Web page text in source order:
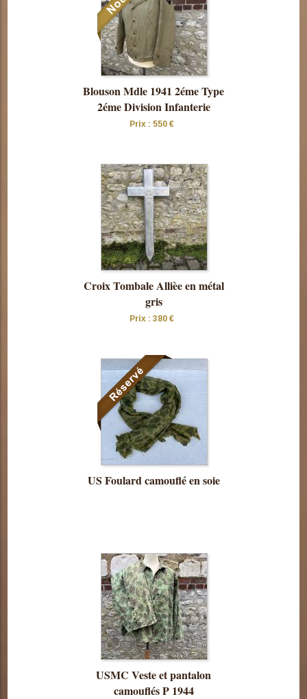
cette pièce
Blouson Mdle 1941 2éme Type
2éme Division Infanterie
Prix : 550 €
cette pièce
Croix Tombale Allièe en métal
gris
Prix : 380 €
cette pièce
US Foulard camouflé en soie
USMC Veste et pantalon
camouflés P 1944